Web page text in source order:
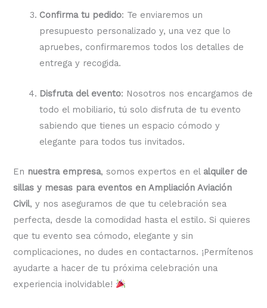
Confirma tu pedido: Te enviaremos un
presupuesto personalizado y, una vez que lo
apruebes, confirmaremos todos los detalles de
entrega y recogida.
Disfruta del evento: Nosotros nos encargamos de
todo el mobiliario, tú solo disfruta de tu evento
sabiendo que tienes un espacio cómodo y
elegante para todos tus invitados.
En nuestra empresa, somos expertos en el alquiler de
sillas y mesas para eventos en Ampliación Aviación
Civil, y nos aseguramos de que tu celebración sea
perfecta, desde la comodidad hasta el estilo. Si quieres
que tu evento sea cómodo, elegante y sin
complicaciones, no dudes en contactarnos. ¡Permítenos
ayudarte a hacer de tu próxima celebración una
experiencia inolvidable!